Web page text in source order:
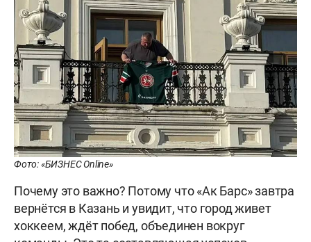
Фото: «БИЗНЕС Online»
Почему это важно? Потому что «Ак Барс» завтра
вернётся в Казань и увидит, что город живет
хоккеем, ждёт побед, объединен вокруг